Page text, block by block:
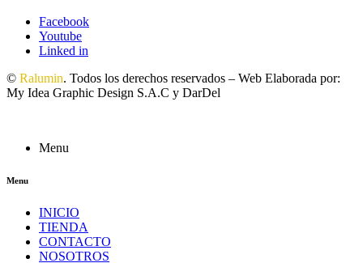
Facebook
Youtube
Linked in
© Ralumin. Todos los derechos reservados – Web Elaborada por:
My Idea Graphic Design S.A.C y DarDel
Menu
Menu
INICIO
TIENDA
CONTACTO
NOSOTROS